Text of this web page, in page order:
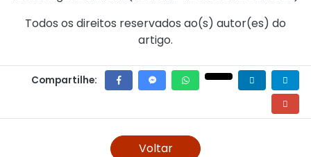
Todos os direitos reservados ao(s) autor(es) do
artigo.
Compartilhe:
Voltar